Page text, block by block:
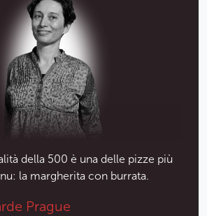
della 500 è una delle pizze più
la margherita con burrata.
Prague